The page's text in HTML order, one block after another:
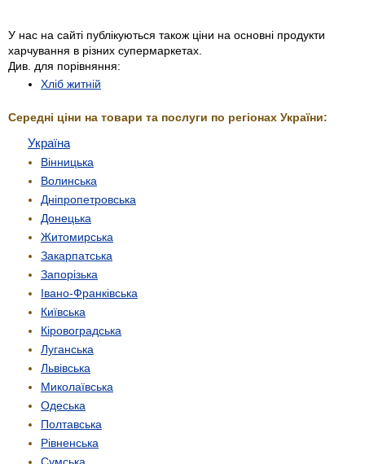
У нас на сайті публікуються також ціни на основні продукти
харчування в різних супермаркетах.
Див. для порівняння:
Хліб житній
Середні ціни на товари та послуги по регіонах України:
Україна
Вінницька
Волинська
Дніпропетровська
Донецька
Житомирська
Закарпатська
Запорізька
Івано-Франківська
Київська
Кіровоградська
Луганська
Львівська
Миколаївська
Одеська
Полтавська
Рівненська
Сумська